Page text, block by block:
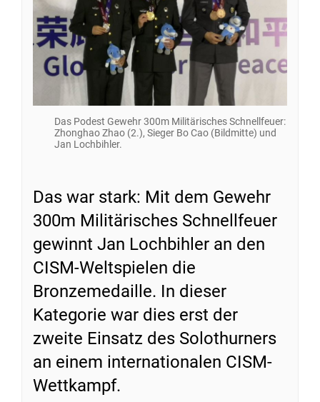
Das Podest Gewehr 300m Militärisches Schnellfeuer:
Zhonghao Zhao (2.), Sieger Bo Cao (Bildmitte) und
Jan Lochbihler.
Das war stark: Mit dem Gewehr
300m Militärisches Schnellfeuer
gewinnt Jan Lochbihler an den
CISM-Weltspielen die
Bronzemedaille. In dieser
Kategorie war dies erst der
zweite Einsatz des Solothurners
an einem internationalen CISM-
Wettkampf.